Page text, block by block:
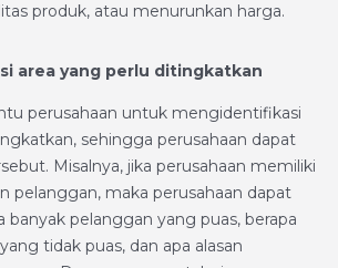
produk, atau menurunkan harga.
area yang perlu ditingkatkan
perusahaan untuk mengidentifikasi
sehingga perusahaan dapat
Misalnya, jika perusahaan memiliki
pelanggan, maka perusahaan dapat
banyak pelanggan yang puas, berapa
tidak puas, dan apa alasan